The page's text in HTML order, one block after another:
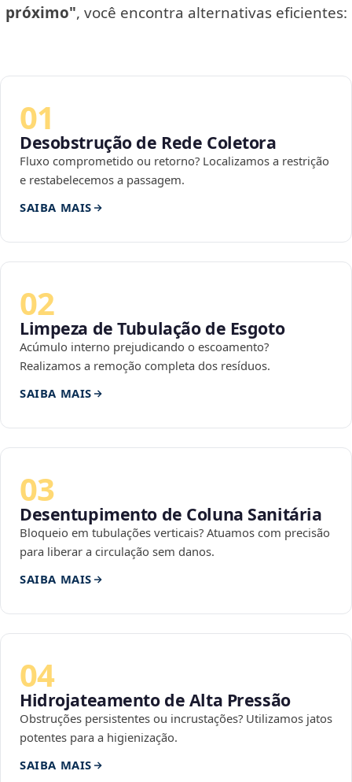
próximo", você encontra alternativas eficientes:
01
Desobstrução de Rede Coletora
Fluxo comprometido ou retorno? Localizamos a restrição
e restabelecemos a passagem.
SAIBA MAIS
02
Limpeza de Tubulação de Esgoto
Acúmulo interno prejudicando o escoamento?
Realizamos a remoção completa dos resíduos.
SAIBA MAIS
03
Desentupimento de Coluna Sanitária
Bloqueio em tubulações verticais? Atuamos com precisão
para liberar a circulação sem danos.
SAIBA MAIS
04
Hidrojateamento de Alta Pressão
Obstruções persistentes ou incrustações? Utilizamos jatos
potentes para a higienização.
SAIBA MAIS